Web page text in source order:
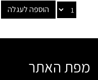
הוספה לעגלה
מפת האתר